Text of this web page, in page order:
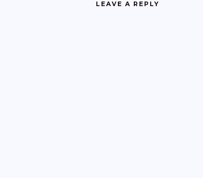
LEAVE A REPLY